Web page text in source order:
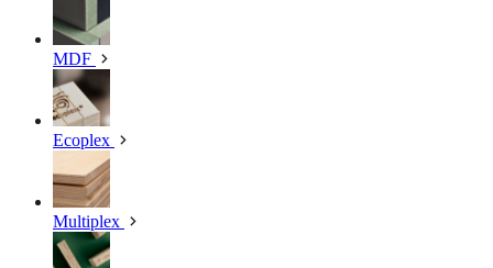
MDF
Ecoplex
Multiplex